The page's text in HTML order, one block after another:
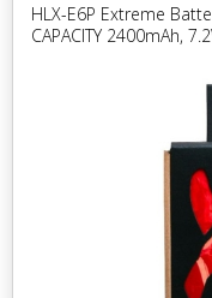
HLX-E6P Extreme
CAPACITY 2400mAh,